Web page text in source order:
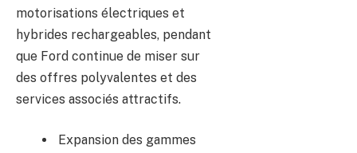
motorisations électriques et
hybrides rechargeables, pendant
que Ford continue de miser sur
des offres polyvalentes et des
services associés attractifs.
Expansion des gammes